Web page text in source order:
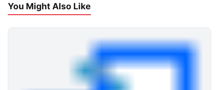
You Might Also Like